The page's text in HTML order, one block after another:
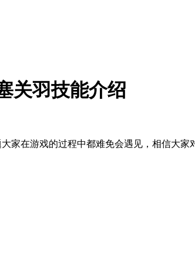
关羽技能介绍
大家在游戏的过程中都难免会遇见，相信大